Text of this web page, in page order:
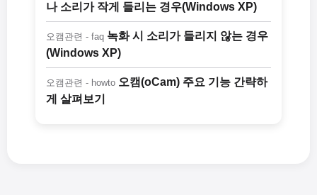
나 소리가 작게 들리는 경우(Windows XP)
오캠관련 - faq 녹화 시 소리가 들리지 않는 경우
(Windows XP)
오캠관련 - howto 오캠(oCam) 주요 기능 간략하
게 살펴보기